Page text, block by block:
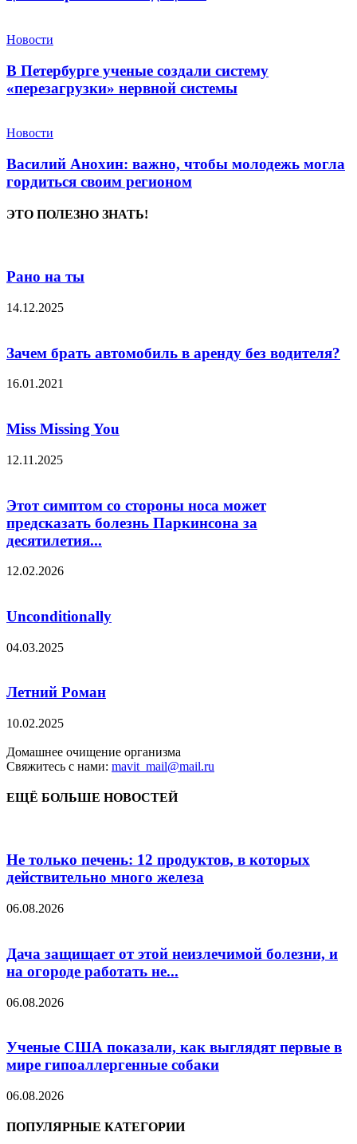
Новости
В Петербурге ученые создали систему
«перезагрузки» нервной системы
Новости
Василий Анохин: важно, чтобы молодежь могла
гордиться своим регионом
ЭТО ПОЛЕЗНО ЗНАТЬ!
Рано на ты
14.12.2025
Зачем брать автомобиль в аренду без водителя?
16.01.2021
Miss Missing You
12.11.2025
Этот симптом со стороны носа может
предсказать болезнь Паркинсона за
десятилетия...
12.02.2026
Unconditionally
04.03.2025
Летний Роман
10.02.2025
Домашнее очищение организма
Свяжитесь с нами: mavit_mail@mail.ru
ЕЩЁ БОЛЬШЕ НОВОСТЕЙ
Не только печень: 12 продуктов, в которых
действительно много железа
06.08.2026
Дача защищает от этой неизлечимой болезни, и
на огороде работать не...
06.08.2026
Ученые США показали, как выглядят первые в
мире гипоаллергенные собаки
06.08.2026
ПОПУЛЯРНЫЕ КАТЕГОРИИ